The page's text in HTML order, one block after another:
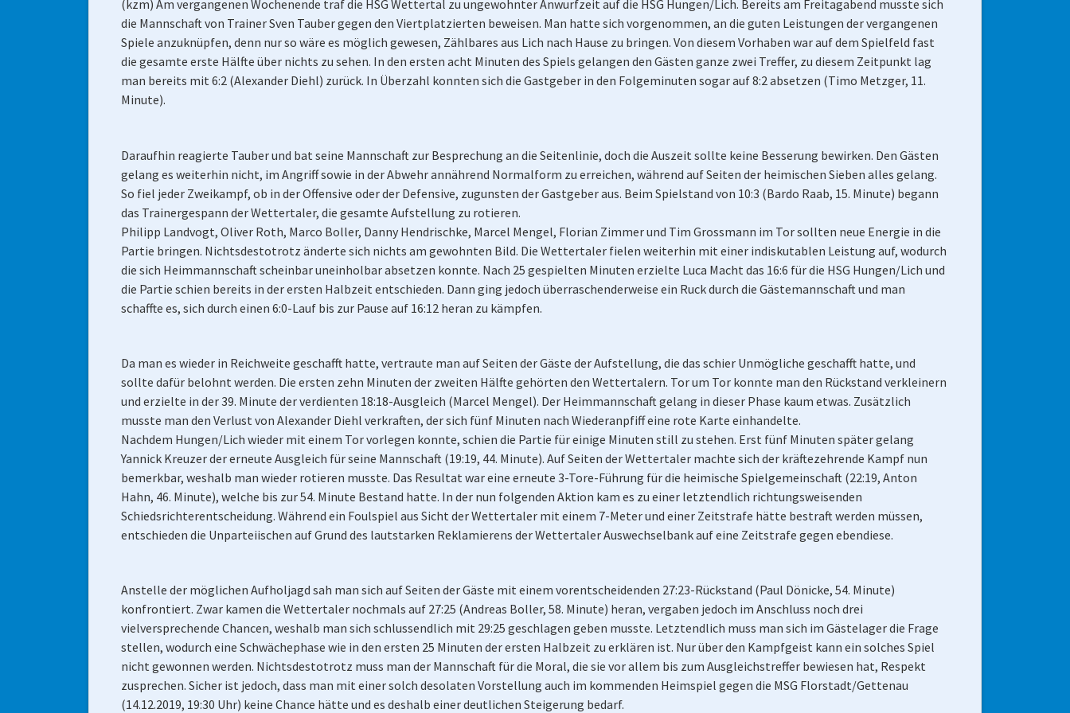
(kzm) Am vergangenen Wochenende traf die HSG Wettertal zu ungewohnter Anwurfzeit auf die HSG Hungen/Lich. Bereits am Freitagabend musste sich
die Mannschaft von Trainer Sven Tauber gegen den Viertplatzierten beweisen. Man hatte sich vorgenommen, an die guten Leistungen der vergangenen
Spiele anzuknüpfen, denn nur so wäre es möglich gewesen, Zählbares aus Lich nach Hause zu bringen. Von diesem Vorhaben war auf dem Spielfeld fast
die gesamte erste Hälfte über nichts zu sehen. In den ersten acht Minuten des Spiels gelangen den Gästen ganze zwei Treffer, zu diesem Zeitpunkt lag
man bereits mit 6:2 (Alexander Diehl) zurück. In Überzahl konnten sich die Gastgeber in den Folgeminuten sogar auf 8:2 absetzen (Timo Metzger, 11.
Minute).
Daraufhin reagierte Tauber und bat seine Mannschaft zur Besprechung an die Seitenlinie, doch die Auszeit sollte keine Besserung bewirken. Den Gästen
gelang es weiterhin nicht, im Angriff sowie in der Abwehr annährend Normalform zu erreichen, während auf Seiten der heimischen Sieben alles gelang.
So fiel jeder Zweikampf, ob in der Offensive oder der Defensive, zugunsten der Gastgeber aus. Beim Spielstand von 10:3 (Bardo Raab, 15. Minute) begann
das Trainergespann der Wettertaler, die gesamte Aufstellung zu rotieren.
Philipp Landvogt, Oliver Roth, Marco Boller, Danny Hendrischke, Marcel Mengel, Florian Zimmer und Tim Grossmann im Tor sollten neue Energie in die
Partie bringen. Nichtsdestotrotz änderte sich nichts am gewohnten Bild. Die Wettertaler fielen weiterhin mit einer indiskutablen Leistung auf, wodurch
die sich Heimmannschaft scheinbar uneinholbar absetzen konnte. Nach 25 gespielten Minuten erzielte Luca Macht das 16:6 für die HSG Hungen/Lich und
die Partie schien bereits in der ersten Halbzeit entschieden. Dann ging jedoch überraschenderweise ein Ruck durch die Gästemannschaft und man
schaffte es, sich durch einen 6:0-Lauf bis zur Pause auf 16:12 heran zu kämpfen.
Da man es wieder in Reichweite geschafft hatte, vertraute man auf Seiten der Gäste der Aufstellung, die das schier Unmögliche geschafft hatte, und
sollte dafür belohnt werden. Die ersten zehn Minuten der zweiten Hälfte gehörten den Wettertalern. Tor um Tor konnte man den Rückstand verkleinern
und erzielte in der 39. Minute der verdienten 18:18-Ausgleich (Marcel Mengel). Der Heimmannschaft gelang in dieser Phase kaum etwas. Zusätzlich
musste man den Verlust von Alexander Diehl verkraften, der sich fünf Minuten nach Wiederanpfiff eine rote Karte einhandelte.
Nachdem Hungen/Lich wieder mit einem Tor vorlegen konnte, schien die Partie für einige Minuten still zu stehen. Erst fünf Minuten später gelang
Yannick Kreuzer der erneute Ausgleich für seine Mannschaft (19:19, 44. Minute). Auf Seiten der Wettertaler machte sich der kräftezehrende Kampf nun
bemerkbar, weshalb man wieder rotieren musste. Das Resultat war eine erneute 3-Tore-Führung für die heimische Spielgemeinschaft (22:19, Anton
Hahn, 46. Minute), welche bis zur 54. Minute Bestand hatte. In der nun folgenden Aktion kam es zu einer letztendlich richtungsweisenden
Schiedsrichterentscheidung. Während ein Foulspiel aus Sicht der Wettertaler mit einem 7-Meter und einer Zeitstrafe hätte bestraft werden müssen,
entschieden die Unparteiischen auf Grund des lautstarken Reklamierens der Wettertaler Auswechselbank auf eine Zeitstrafe gegen ebendiese.
Anstelle der möglichen Aufholjagd sah man sich auf Seiten der Gäste mit einem vorentscheidenden 27:23-Rückstand (Paul Dönicke, 54. Minute)
konfrontiert. Zwar kamen die Wettertaler nochmals auf 27:25 (Andreas Boller, 58. Minute) heran, vergaben jedoch im Anschluss noch drei
vielversprechende Chancen, weshalb man sich schlussendlich mit 29:25 geschlagen geben musste. Letztendlich muss man sich im Gästelager die Frage
stellen, wodurch eine Schwächephase wie in den ersten 25 Minuten der ersten Halbzeit zu erklären ist. Nur über den Kampfgeist kann ein solches Spiel
nicht gewonnen werden. Nichtsdestotrotz muss man der Mannschaft für die Moral, die sie vor allem bis zum Ausgleichstreffer bewiesen hat, Respekt
zusprechen. Sicher ist jedoch, dass man mit einer solch desolaten Vorstellung auch im kommenden Heimspiel gegen die MSG Florstadt/Gettenau
(14.12.2019, 19:30 Uhr) keine Chance hätte und es deshalb einer deutlichen Steigerung bedarf.